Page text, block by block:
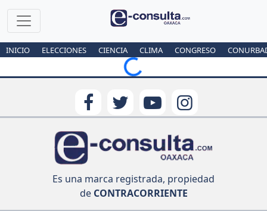
INICIO ELECCIONES CIENCIA CLIMA CONGRESO
Loading...
Es una marca registrada, propiedad
deCONTRACORRIENTE